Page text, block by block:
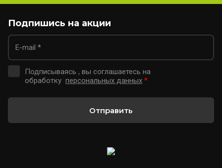
Подпишись на акции
Подписываясь , вы соглашаетесь на
обработку персональных данных *
Отправить